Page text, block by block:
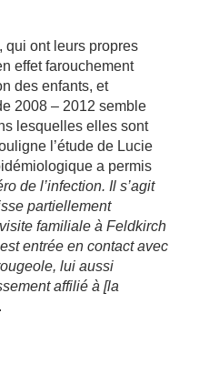
qui ont leurs propres
effet farouchement
des enfants, et
2008 – 2012 semble
lesquelles elles sont
l’étude de Lucie
a permis
de l’infection. Il s’agit
partiellement
familiale à Feldkirch
entrée en contact avec
lui aussi
affilié à [la